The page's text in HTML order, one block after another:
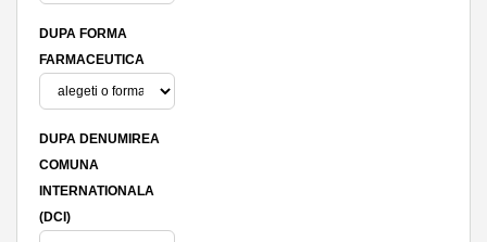
DUPA FORMA
FARMACEUTICA
DUPA DENUMIREA
COMUNA
INTERNATIONALA
(DCI)